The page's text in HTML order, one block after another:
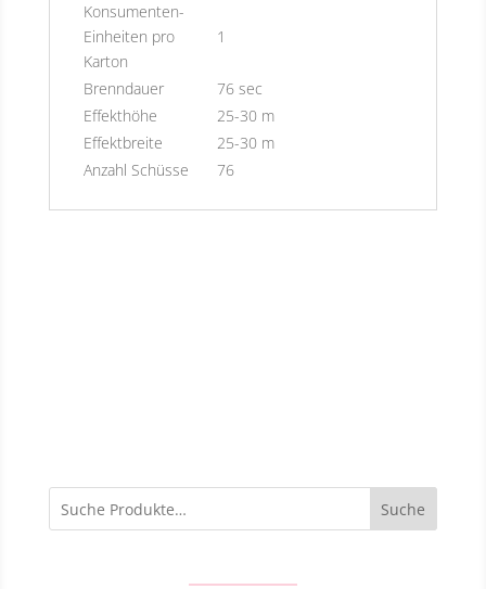
Konsumenten-
Einheiten pro
Karton
1
Brenndauer
76 sec
Effekthöhe
25-30 m
Effektbreite
25-30 m
Anzahl Schüsse
76
Suche